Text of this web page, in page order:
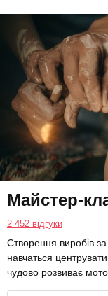
Майстер-
2 452 відгуки
Створення виробів
навчаться
чудово розвиває